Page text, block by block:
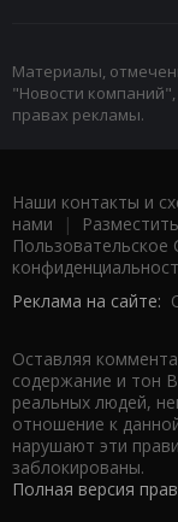
Материалы,
"Новости
правах рекламы.
Наши контакты и
нами |
Пользовательское
Реклама на сайте:
Оставляя
содержание и тон
реальных людей,
отношение к
нарушают эти
заблокированы.
Полная версия